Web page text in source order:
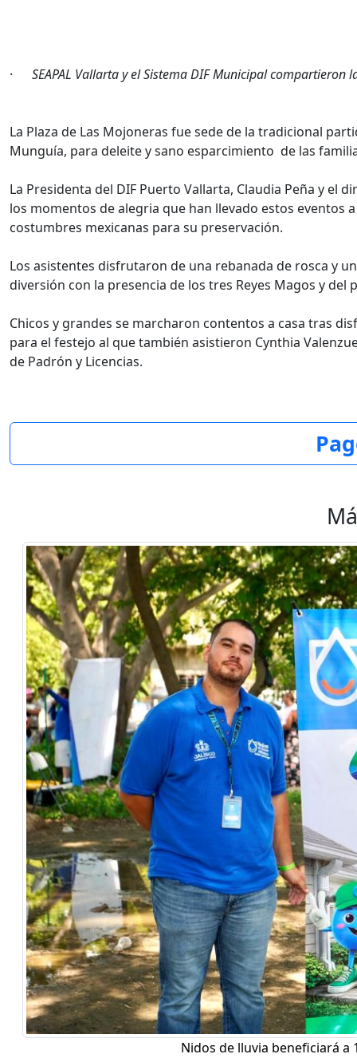
· SEAPAL Vallarta y el Sistema DIF Municipal
La Plaza de Las Mojoneras fue sede de la tradicional
Munguía, para deleite y sano esparcimiento de las
La Presidenta del DIF Puerto Vallarta, Claudia Peña y el
los momentos de alegria que han llevado estos
costumbres mexicanas para su preservación.
Los asistentes disfrutaron de una rebanada de rosca y
diversión con la presencia de los tres Reyes Magos y
Chicos y grandes se marcharon contentos a casa tras
para el festejo al que también asistieron Cynthia
de Padrón y Licencias.
Nidos de lluvia beneficiará a